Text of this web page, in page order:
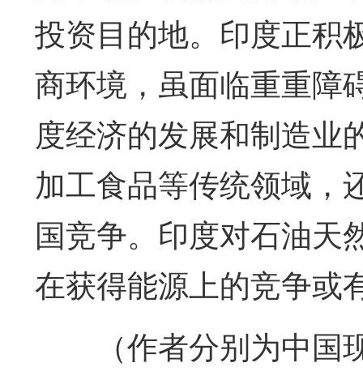
投资目的地。印度正积
商环境，虽面临重重障
度经济的发展和制造业
加工食品等传统领域，
国竞争。印度对石油天
在获得能源上的竞争或
（作者分别为中